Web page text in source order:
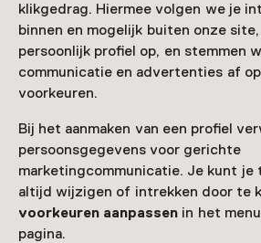
klikgedrag. Hiermee volgen we je
binnen en mogelijk buiten onze
persoonlijk profiel op, en stemmen
communicatie en advertenties af
voorkeuren.
Bij het aanmaken van een profiel
persoonsgegevens voor gerichte
marketingcommunicatie. Je kunt je
altijd wijzigen of intrekken door te
voorkeuren aanpassen in het
pagina.
Datum
27 september 2025 t/m 1 maart
Toon beschikbaarheid
Locatie
Stedelijk Museum Schiedam
Hoogstraat 112
3111 HL Schiedam
Route plannenOpent in een